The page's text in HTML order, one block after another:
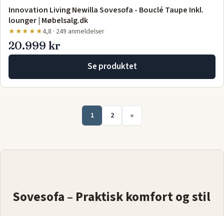
★★★★★4,8 · 249 anmeldelser